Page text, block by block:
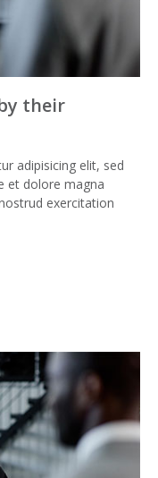
their
adipisicing elit, sed
et dolore magna
exercitation